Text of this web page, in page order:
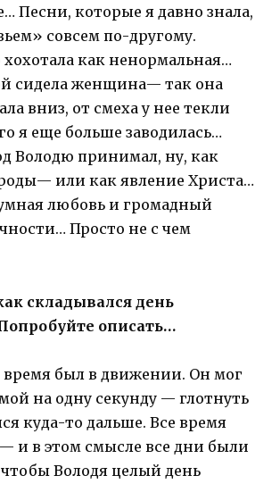
Песни, которые я давно знала,
совсем по-другому.
как ненормальная…
сидела женщина— так она
вниз, от смеха у нее текли
я еще больше заводилась…
Володю принимал, ну, как
или как явление Христа…
любовь и громадный
Просто не с чем
складывался день
описать…
время был в движении. Он мог
на одну секунду — глотнуть
куда-то дальше. Все время
и в этом смысле все дни были
Володя целый день